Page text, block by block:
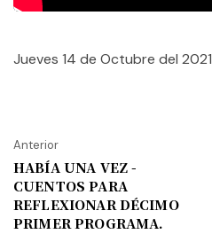
Jueves 14 de Octubre del 2021
Anterior
HABÍA UNA VEZ -
CUENTOS PARA
REFLEXIONAR DÉCIMO
PRIMER PROGRAMA.